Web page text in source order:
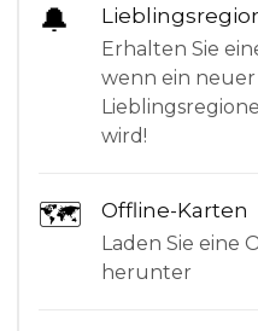
🔔
Erhalten Sie
wenn ein
wird!
🗺 Offline-Karten
Laden Sie eine
herunter